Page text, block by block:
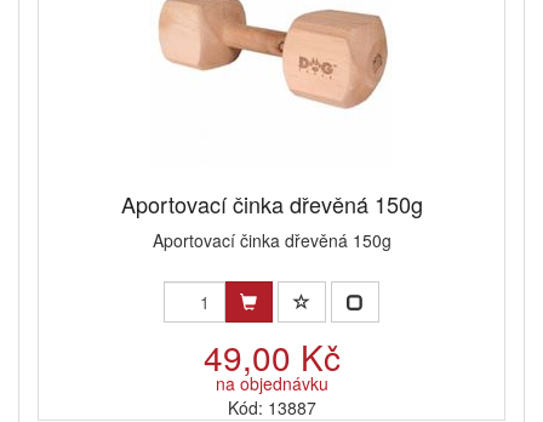
Aportovací činka dřevěná 150g
Aportovací činka dřevěná 150g
49,00 Kč
na objednávku
Kód: 13887